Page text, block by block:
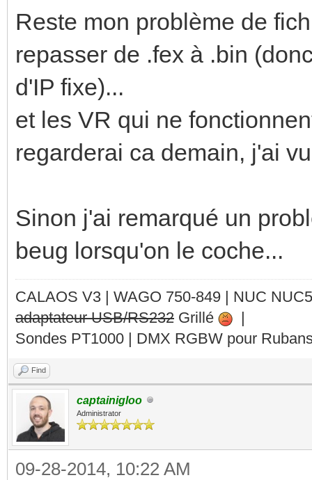
Reste mon problème de
repasser de .fex à .bin
d'IP fixe)...
et les VR qui ne
regarderai ca demain, j'ai
Sinon j'ai remarqué un
beug lorsqu'on le coche...
CALAOS V3 | WAGO 750-849 | NUC
adaptateur USB/RS232 Grillé
|
Sondes PT1000 | DMX RGBW pour
Find
captainigloo
Administrator
09-28-2014, 10:22 AM